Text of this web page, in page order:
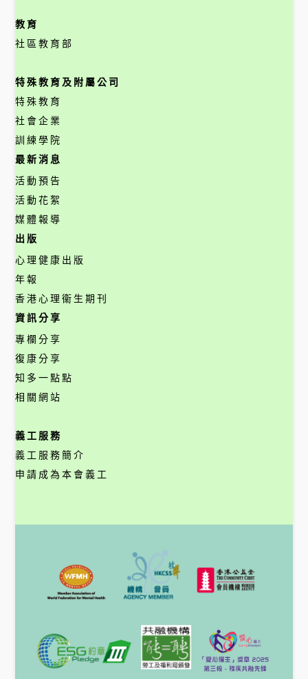
教育
社區教育部
特殊教育及附屬公司
特殊教育
社會企業
訓練學院
最新消息
活動預告
活動花絮
媒體報導
出版
心理健康出版
年報
香港心理衞生期刊
資訊分享
專欄分享
復康分享
知多一點點
相關網站
義工服務
義工服務簡介
申請成為本會義工